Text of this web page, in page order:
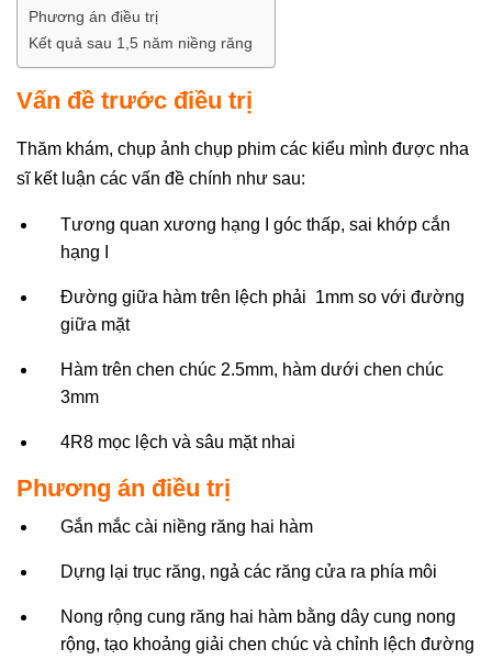
Phương án điều trị
Kết quả sau 1,5 năm niềng răng
Vấn đề trước điều trị
Thăm khám, chụp ảnh chụp phim các kiểu mình được nha
sĩ kết luận các vấn đề chính như sau:
Tương quan xương hạng I góc thấp, sai khớp cắn
hạng I
Đường giữa hàm trên lệch phải 1mm so với đường
giữa mặt
Hàm trên chen chúc 2.5mm, hàm dưới chen chúc
3mm
4R8 mọc lệch và sâu mặt nhai
Phương án điều trị
Gắn mắc cài niềng răng hai hàm
Dựng lại trục răng, ngả các răng cửa ra phía môi
Nong rộng cung răng hai hàm bằng dây cung nong
rộng, tạo khoảng giải chen chúc và chỉnh lệch đường